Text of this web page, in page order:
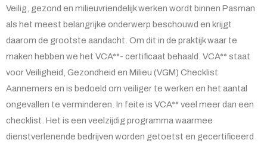
Veilig, gezond en milieuvriendelijk werken wordt binnen Pasman
als het meest belangrijke onderwerp beschouwd en krijgt
daarom de grootste aandacht. Om dit in de praktijk waar te
maken hebben we het VCA**- certificaat behaald. VCA** staat
voor Veiligheid, Gezondheid en Milieu (VGM) Checklist
Aannemers en is bedoeld om veiliger te werken en het aantal
ongevallen te verminderen. In feite is VCA** veel meer dan een
checklist. Het is een veelzijdig programma waarmee
dienstverlenende bedrijven worden getoetst en gecertificeerd